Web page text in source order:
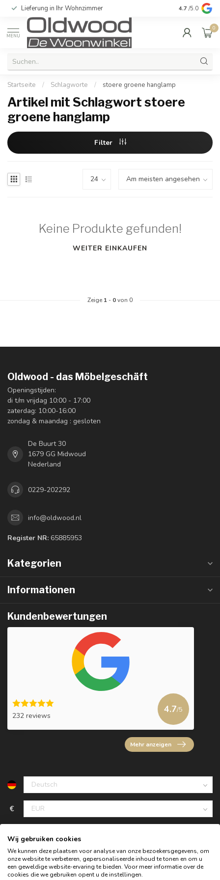
Lieferung in Ihr Wohnzimmer Qualität und
4.7 /5.0
MENU
0
Startseite / Schlagworte / stoere groene hanglamp
Artikel mit Schlagwort stoere
groene hanglamp
Filter
Keine Produkte gefunden!
WEITER EINKAUFEN
Zeige 1 - 0von 0
Oldwood - das Möbelgeschäft
Openingstijden:
di t/m vrijdag 10:00 - 17:00
zaterdag: 10:00-16:00
zondag & maandag : gesloten
De Buurt 30
1679 GG Midwoud
Nederland
0229-202292
info@oldwood.nl
Register NR: 65885953
Kategorien
Informationen
Kundenbewertungen
232 reviews
4.7/5
Mehr anzeigen
€
Wij gebruiken cookies
We kunnen deze plaatsen voor analyse van onze bezoekersgegevens, om
onze website te verbeteren, gepersonaliseerde inhoud te tonen en om u
een geweldige website-ervaring te bieden. Voor meer informatie over de
cookies die we gebruiken opent u de instellingen.